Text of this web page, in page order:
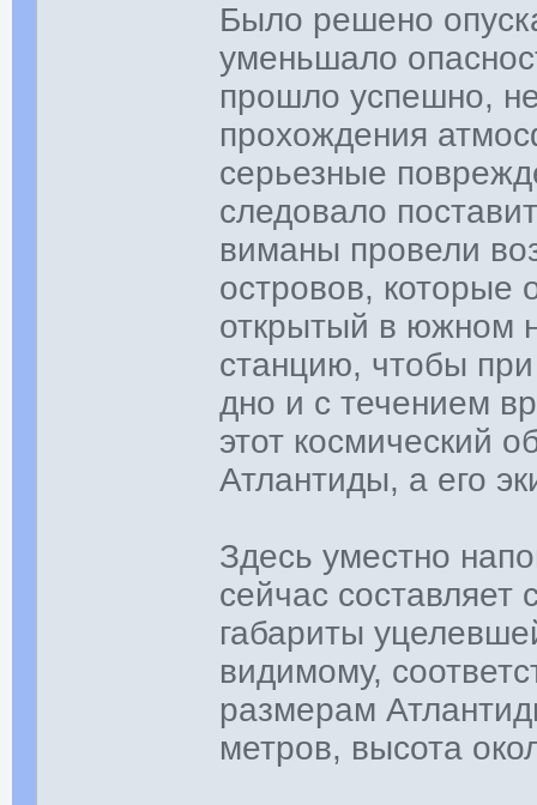
Было решено
уменьшало
прошло успешно,
прохождения
серьезные
следовало
виманы провели
островов, которые
открытый в южном
станцию, чтобы
дно и с течением
этот космический
Атлантиды, а его
Здесь уместно
сейчас
габариты
видимому,
размерам
метров, высота